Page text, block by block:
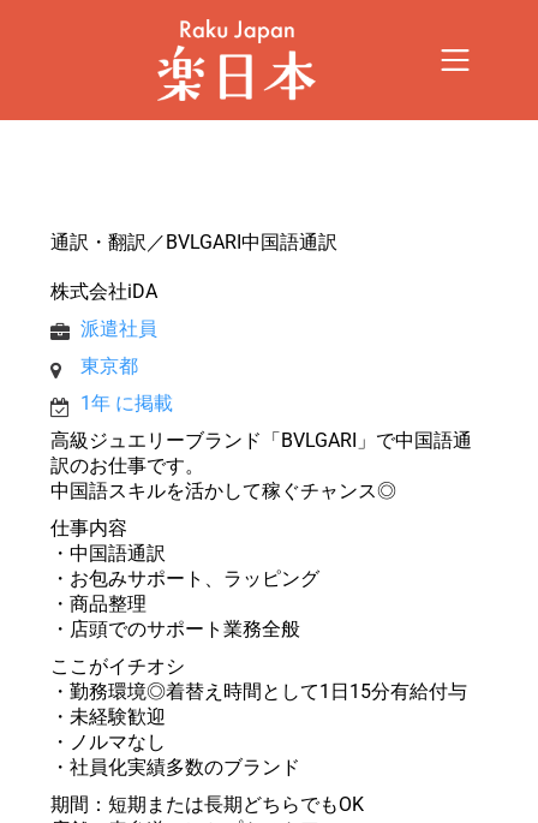
通訳・翻訳／BVLGARI中国語通訳
株式会社iDA
派遣社員
東京都
1年 に掲載
高級ジュエリーブランド「BVLGARI」で中国語通
訳のお仕事です。
中国語スキルを活かして稼ぐチャンス◎
仕事内容
・中国語通訳
・お包みサポート、ラッピング
・商品整理
・店頭でのサポート業務全般
ここがイチオシ
・勤務環境◎着替え時間として1日15分有給付与
・未経験歓迎
・ノルマなし
・社員化実績多数のブランド
期間：短期または長期どちらでもOK